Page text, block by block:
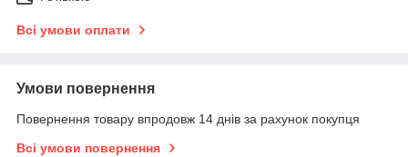
Всі умови оплати
Умови повернення
Повернення товару впродовж 14 днів за рахунок покупця
Всі умови повернення